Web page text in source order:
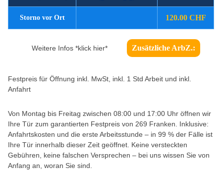
Storno vor Ort 120.00 CHF
Weitere Infos *klick hier* Zusätzliche ArbZ.:
Festpreis für Öffnung inkl. MwSt, inkl. 1 Std Arbeit und inkl.
Anfahrt
Von Montag bis Freitag zwischen 08:00 und 17:00 Uhr öffnen wir
Ihre Tür zum garantierten Festpreis von 269 Franken. Inklusive:
Anfahrtskosten und die erste Arbeitsstunde – in 99 % der Fälle ist
Ihre Tür innerhalb dieser Zeit geöffnet. Keine versteckten
Gebühren, keine falschen Versprechen – bei uns wissen Sie von
Anfang an, woran Sie sind.